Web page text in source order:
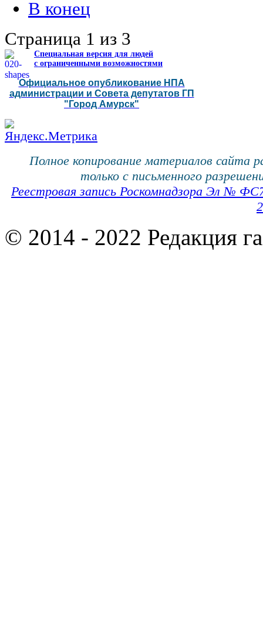
В конец
Страница 1 из 3
Специальная версия для людей
с ограниченными возможностями
Официальное опубликование НПА
администрации и Совета депутатов ГП
"Город Амурск"
Полное копирование материалов сайта
только с письменного
Реестровая запись Роскомнадзора Эл №
© 2014 - 2022 Редакция